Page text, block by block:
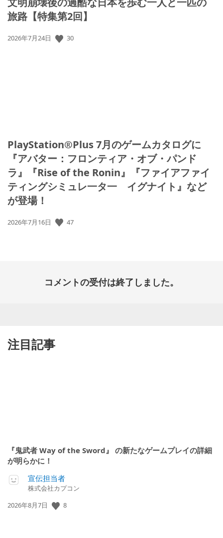
旅路【特集第2回】
公
2026年7月24日 30
PlayStation®Plus 7月のゲームカタログに
『アバター：フロンティア・オブ・パンド
ラ』『Rise of the Ronin』『ファイアファイ
ティングシミュレ一タ一 イグナイト』など
が登場！
公
2026年7月16日 47
コメントの受付は終了しました。
注目記事
『鬼武者 Way of the Sword』 の新たなゲームプレイの詳細
が明らかに！
宣伝担当者
株式会社カプコン
公
2026年8月7日 8